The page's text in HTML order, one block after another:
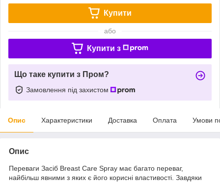
Купити
або
Купити з
Що таке купити з Пром?
Замовлення під захистом
Опис Характеристики Доставка Оплата Умови
Опис
Переваги Засіб Breast Care Spray має багато переваг,
найбільш явними з яких є його корисні властивості. Завдяки